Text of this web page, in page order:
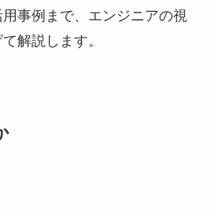
事例まで、エンジニアの視
解説します。